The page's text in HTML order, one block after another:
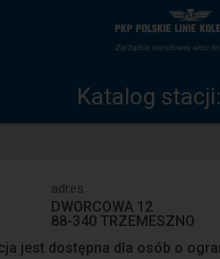
Strona
Katalog stacji:
adres
DWORCOWA 12
88-340 TRZEMESZNO
jest dostępna dla osób o